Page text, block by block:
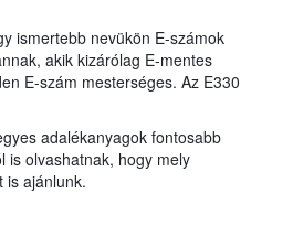
ismertebb nevükön E-számok
akik kizárólag E-mentes
E-szám mesterséges. Az E330
adalékanyagok fontosabb
is olvashatnak, hogy mely
is ajánlunk.